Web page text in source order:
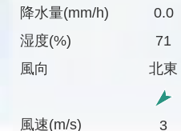
降水量(mm/h)
湿度(%)
風向
風速(m/s)
0.0
71
北東
3